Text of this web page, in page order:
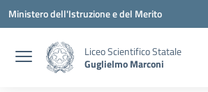
Vai ai contenuti
Vai al menu di navigazione
Vai al footer
Ministero dell'Istruzione e del Merito
Liceo Scientifico Statale
Guglielmo Marconi